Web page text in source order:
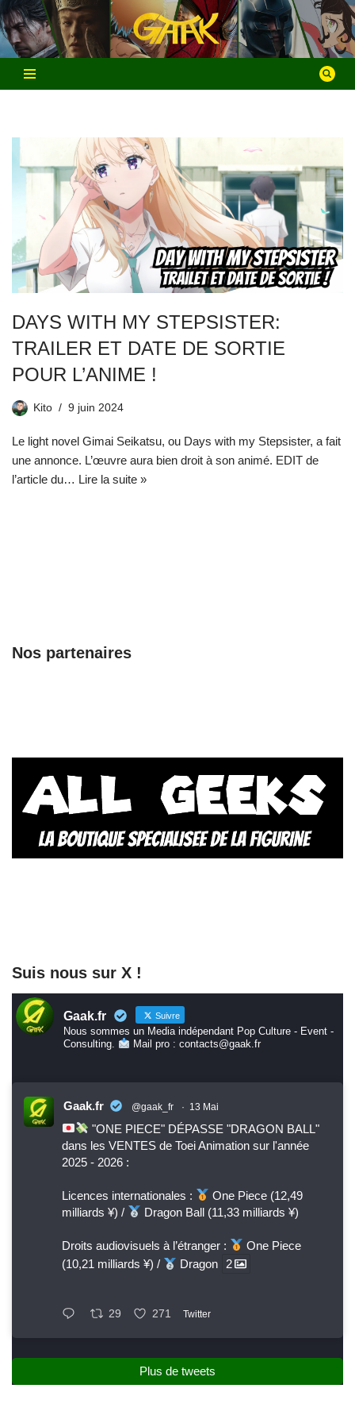
Aller
au
contenu
DAYS WITH MY STEPSISTER:
TRAILER ET DATE DE SORTIE
POUR L’ANIME !
Kito 9 juin 2024
Le light novel Gimai Seikatsu, ou Days with my Stepsister, a fait
une annonce. L’œuvre aura bien droit à son animé. EDIT de
l’article du… Lire la suite »
Nos partenaires
Suis nous sur X !
Gaak.fr Suivre
Nous sommes un Media indépendant Pop Culture - Event -
Consulting.
Mail pro : contacts@gaak.fr
Gaak.fr @gaak_fr · 13 Mai
"ONE PIECE" DÉPASSE "DRAGON BALL"
dans les VENTES de Toei Animation sur l'année
2025 - 2026 :
Licences internationales :
One Piece (12,49
milliards ¥) /
Dragon Ball (11,33 milliards ¥)
Droits audiovisuels à l’étranger :
One Piece
(10,21 milliards ¥) /
Dragon 2
29 271 Twitter
Plus de tweets